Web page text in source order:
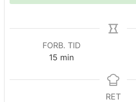
FORB. TID
15 minutter
min
RET